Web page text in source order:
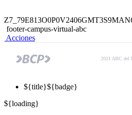
footer-campus-virtual-abc
Acciones
2021 ABC del
${title}${badge}
${loading}